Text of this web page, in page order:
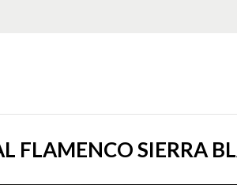
FLAMENCO SIERRA